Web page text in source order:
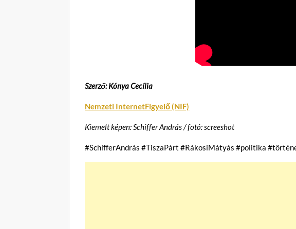
Szerző: Kónya Cecília
Nemzeti InternetFigyelő (NIF)
Kiemelt képen: Schiffer András / fotó: screeshot
#SchifferAndrás #TiszaPárt #RákosiMátyás #politika